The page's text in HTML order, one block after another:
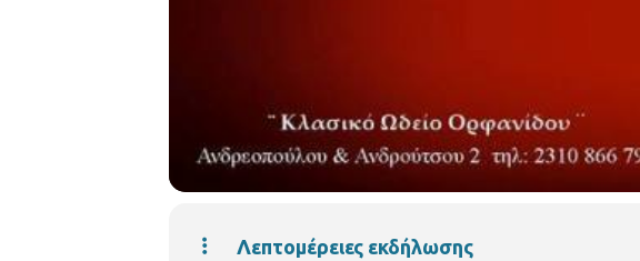
Λεπτομέρειες εκδήλωσης